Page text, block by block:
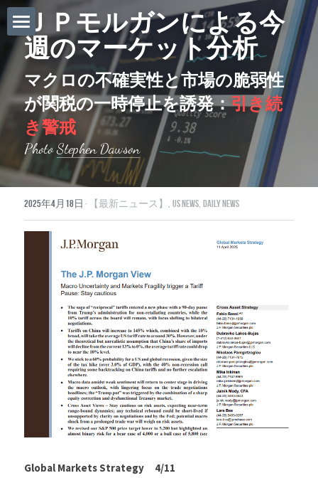
ホーム
Daily News
About Globalists
U.S. News
EuropeNews
Featured Topics
Japan
Southeast Asia
Russia News
Middle East
特集ページ
ＪＰモルガンによる今
週のマーケット分析
マクロの不確実性と市場の脆弱性
が関税の一時停止を誘発：引き続
き警戒
Photo Stephen Dawson
2025年4月18日 · 【最新ニュース】, US News, Daily News
Global Markets Strategy　4/11